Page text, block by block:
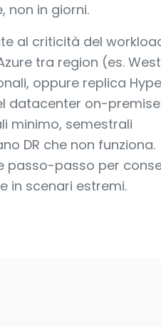
non in giorni.
al criticità del
tra region (es.
oppure replica
datacenter on-
minimo, semestrali
DR che non funziona.
passo-passo per
in scenari estremi.